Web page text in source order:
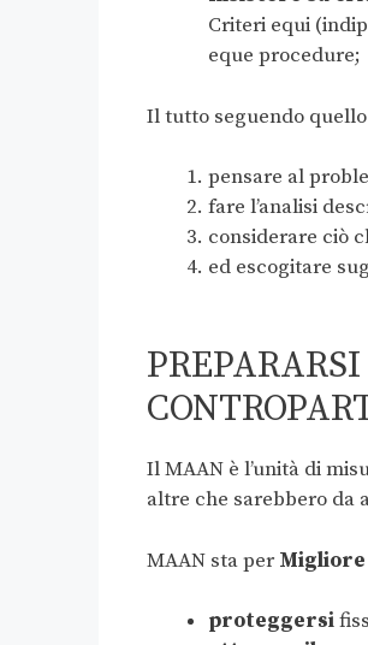
Criteri equi
eque procedure;
Il tutto seguendo
pensare al
fare l’analisi
considerare ciò
ed escogitare
Il MAAN è l’unità di
altre che sarebbero da
MAAN sta per Migliore
proteggersi